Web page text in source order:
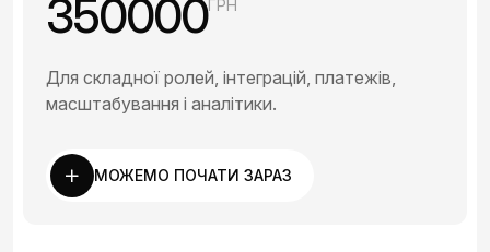
350000 ГРН
Для складної ролей, інтеграцій, платежів,
масштабування і аналітики.
МОЖЕМО ПОЧАТИ ЗАРАЗ